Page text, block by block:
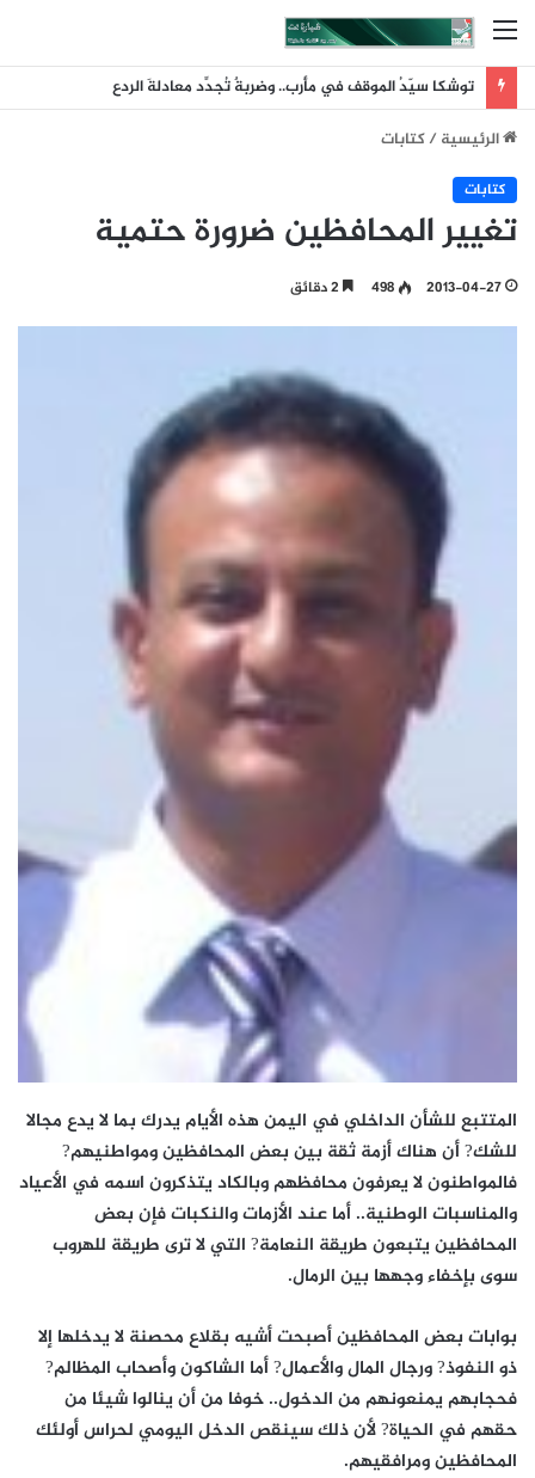
القائمة
توشكا سيّدُ الموقف في مأرب.. وضربةٌ تُجدِّد معادلةَ الردع
الرئيسية/كتابات
كتابات
تغيير المحافظين ضرورة حتمية
2013-04-27
498
المتتبع للشأن الداخلي في اليمن هذه الأيام يدرك بما لا يدع مجالا
للشك? أن هناك أزمة ثقة بين بعض المحافظين ومواطنيهم?
فالمواطنون لا يعرفون محافظهم وبالكاد يتذكرون اسمه في الأعياد
والمناسبات الوطنية.. أما عند الأزمات والنكبات فإن بعض
المحافظين يتبعون طريقة النعامة? التي لا ترى طريقة للهروب
سوى بإخفاء وجهها بين الرمال.
بوابات بعض المحافظين أصبحت أشيه بقلاع محصنة لا يدخلها إلا
ذو النفوذ? ورجال المال والأعمال? أما الشاكون وأصحاب المظالم?
فحجابهم يمنعونهم من الدخول.. خوفا من أن ينالوا شيئا من
حقهم في الحياة? لأن ذلك سينقص الدخل اليومي لحراس أولئك
المحافظين ومرافقيهم.